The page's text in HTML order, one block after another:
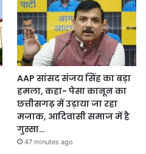
AAP सांसद संजय सिंह का बड़ा
हमला, कहा- पेसा कानून का
छत्तीसगढ़ में उड़ाया जा रहा
मजाक, आदिवासी समाज में है
गुस्सा…
47 minutes ago